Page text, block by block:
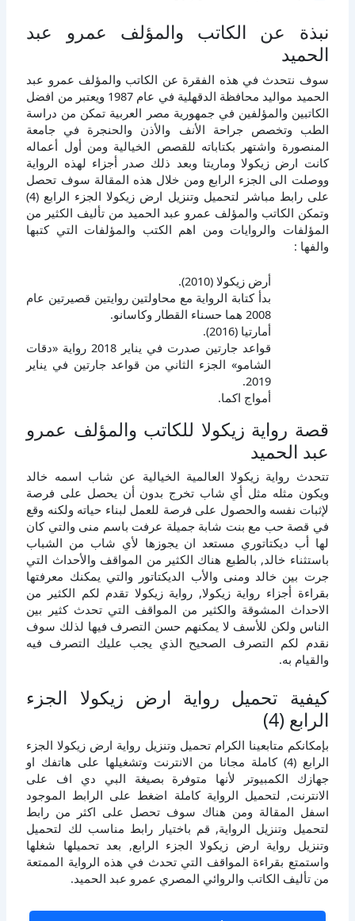
نبذة عن الكاتب والمؤلف عمرو عبد
الحميد
سوف نتحدث في هذه الفقرة عن الكاتب والمؤلف عمرو عبد
الحميد مواليد محافظة الدقهلية في عام 1987 ويعتبر من افضل
الكاتبين والمؤلفين في جمهورية مصر العربية تمكن من دراسة
الطب وتخصص جراحة الأنف والأذن والحنجرة في جامعة
المنصورة واشتهر بكتاباته للقصص الخيالية ومن أول أعماله
كانت ارض زيكولا وماريتا وبعد ذلك صدر أجزاء لهذه الرواية
ووصلت الى الجزء الرابع ومن خلال هذه المقالة سوف تحصل
على رابط مباشر لتحميل وتنزيل ارض زيكولا الجزء الرابع (4)
وتمكن الكاتب والمؤلف عمرو عبد الحميد من تأليف الكثير من
المؤلفات والروايات ومن اهم الكتب والمؤلفات التي كتبها
والفها :
أرض زيكولا (2010).
بدأ كتابة الرواية مع محاولتين روايتين قصيرتين عام
2008 هما حسناء القطار وكاسانو.
أمارتيا (2016).
قواعد جارتين صدرت في يناير 2018 رواية «دقات
الشامو» الجزء الثاني من قواعد جارتين في يناير
2019.
أمواج اكما.
قصة رواية زيكولا للكاتب والمؤلف عمرو
عبد الحميد
تتحدث رواية زيكولا العالمية الخيالية عن شاب اسمه خالد
ويكون مثله مثل أي شاب تخرج بدون أن يحصل على فرصة
لإثبات نفسه والحصول على فرصة للعمل لبناء حياته ولكنه وقع
في قصة حب مع بنت شابة جميلة عرفت باسم منى والتي كان
لها أب ديكتاتوري مستعد ان يجوزها لأي شاب من الشباب
باستثناء خالد, بالطبع هناك الكثير من المواقف والأحداث التي
جرت بين خالد ومنى والأب الديكتاتور والتي يمكنك معرفتها
بقراءة أجزاء رواية زيكولا, رواية زيكولا تقدم لكم الكثير من
الاحداث المشوقة والكثير من المواقف التي تحدث كثير بين
الناس ولكن للأسف لا يمكنهم حسن التصرف فيها لذلك سوف
نقدم لكم التصرف الصحيح الذي يجب عليك التصرف فيه
والقيام به.
كيفية تحميل رواية ارض زيكولا الجزء
الرابع (4)
بإمكانكم متابعينا الكرام تحميل وتنزيل رواية ارض زيكولا الجزء
الرابع (4) كاملة مجانا من الانترنت وتشغيلها على هاتفك او
جهازك الكمبيوتر لأنها متوفرة بصيغة البي دي اف على
الانترنت, لتحميل الرواية كاملة اضغط على الرابط الموجود
اسفل المقالة ومن هناك سوف تحصل على اكثر من رابط
لتحميل وتنزيل الرواية, قم باختيار رابط مناسب لك لتحميل
وتنزيل رواية ارض زيكولا الجزء الرابع, بعد تحميلها شغلها
واستمتع بقراءة المواقف التي تحدث في هذه الرواية الممتعة
من تأليف الكاتب والروائي المصري عمرو عبد الحميد.